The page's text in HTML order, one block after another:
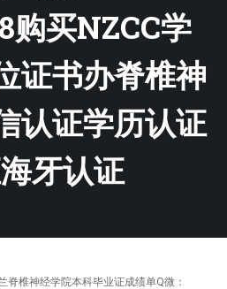
购买NZCC学
证书办脊椎神
认证学历认证
牙认证
椎神经学院本科毕业证成绩单Q微：